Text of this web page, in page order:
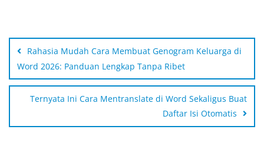
Rahasia Mudah Cara Membuat Genogram Keluarga di
Word 2026: Panduan Lengkap Tanpa Ribet
Ternyata Ini Cara Mentranslate di Word Sekaligus Buat
Daftar Isi Otomatis